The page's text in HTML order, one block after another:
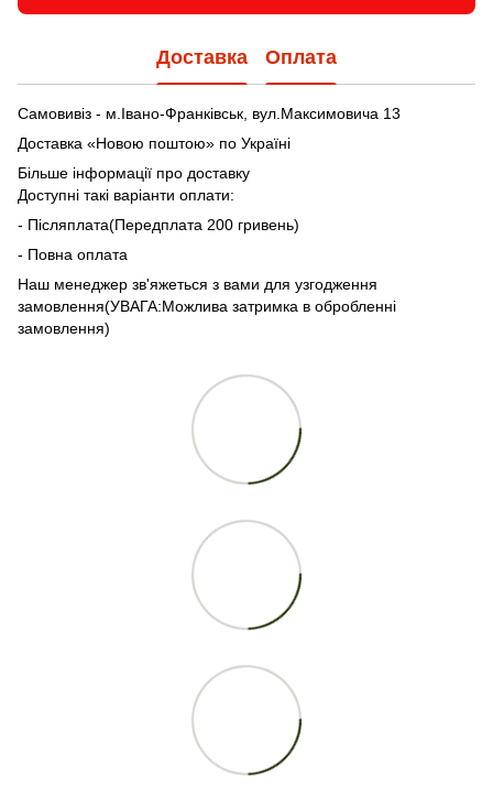
Доставка Оплата
Самовивіз - м.Івано-Франківськ, вул.Максимовича 13
Доставка «Новою поштою» по Україні
Більше інформації про доставку
Доступні такі варіанти оплати:
- Післяплата(Передплата 200 гривень)
- Повна оплата
Наш менеджер зв'яжеться з вами для узгодження
замовлення(УВАГА:Можлива затримка в обробленні
замовлення)